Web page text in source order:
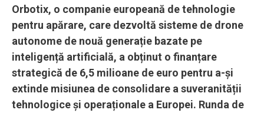
Orbotix, o companie europeană de tehnologie
pentru apărare, care dezvoltă sisteme de drone
autonome de nouă generație bazate pe
inteligență artificială, a obținut o finanțare
strategică de 6,5 milioane de euro pentru a-și
extinde misiunea de consolidare a suveranității
tehnologice și operaționale a Europei. Runda de